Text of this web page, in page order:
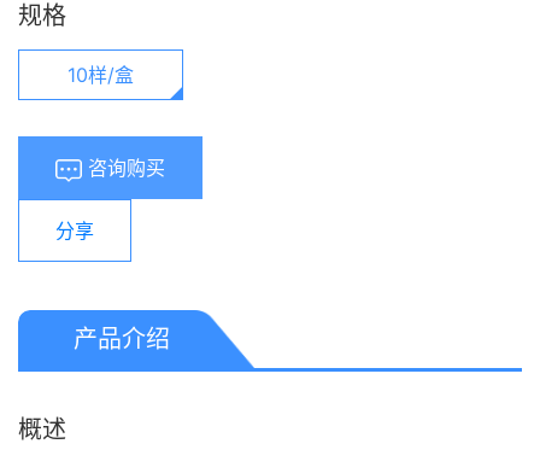
规格
10样/盒
咨询购买
分享
产品介绍
概述